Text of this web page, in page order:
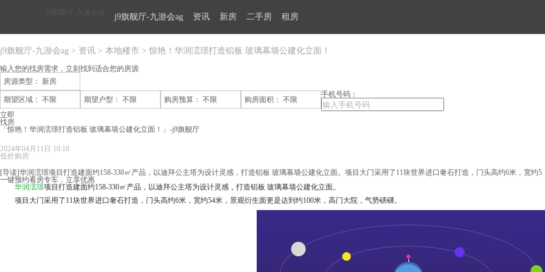
j9旗舰厅-九游会ag 资讯 新房 二手房 租房
j9旗舰厅-九游会ag > 资讯 > 本地楼市 >惊艳！华润澐璟打造铝板 玻璃幕墙公建化立面！
输入您的找房需求， 立刻找到适合您的房源
房源类型： 新房
期望区域： 不限 期望户型： 不限 购房预算： 不限 购房面积： 不限
手机号码：
立即
找房
「惊艳！华润澐璟打造铝板 玻璃幕墙公建化立面！」-j9旗舰厅
2024年04月11日 10:18
低价购房
[导读]华润澐璟项目打造建面约158-330㎡产品，以迪拜公主塔为设计灵感，打造铝板 玻璃幕墙公建化立面。项目大门采用了11块世界进口奢石打造，门头高约6米，宽约5
一键预约看房专车，立享优惠
华润澐璟项目打造建面约158-330㎡产品，以迪拜公主塔为设计灵感，打造铝板 玻璃幕墙公建化立面。
项目大门采用了11块世界进口奢石打造，门头高约6米，宽约54米，景观衍生面更是达到约100米，高门大院，气势磅礴。